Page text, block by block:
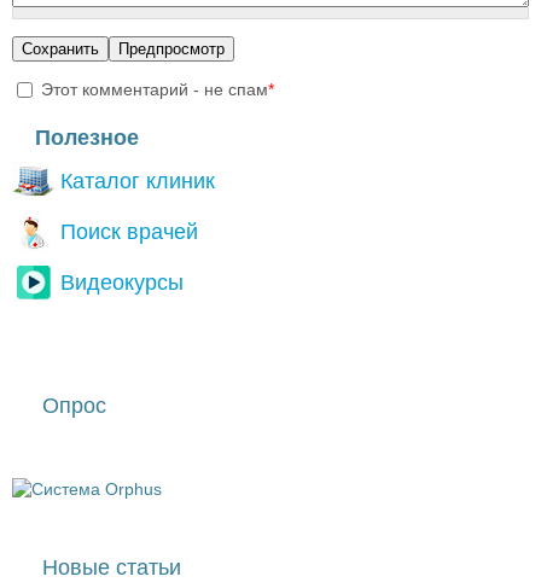
Этот комментарий - не спам*
Полезное
Каталог клиник
Поиск врачей
Видеокурсы
Опрос
Новые статьи